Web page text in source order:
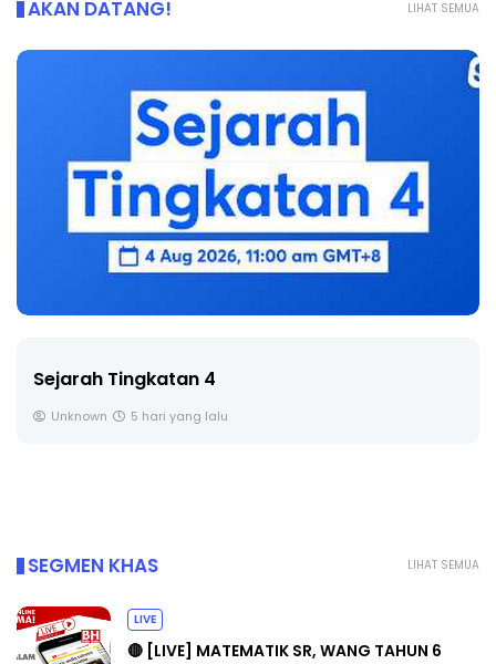
LIHAT SEMUA
AKAN DATANG!
Sejarah Tingkatan 4
Unknown 5 hari yang lalu
LIHAT SEMUA
SEGMEN KHAS
LIVE
🔴 [LIVE] MATEMATIK SR, WANG TAHUN 6